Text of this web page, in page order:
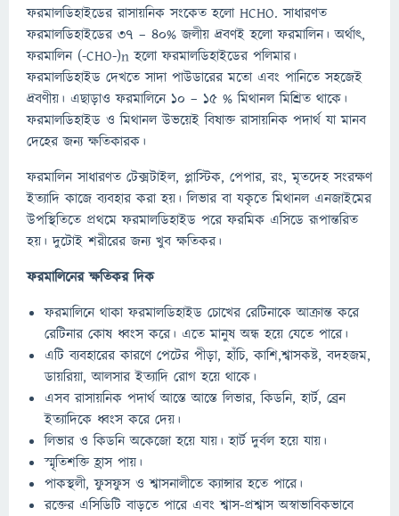
ফরমালডিহাইডের রাসায়নিক সংকেত হলো HCHO. সাধারণত
ফরমালডিহাইডের ৩৭ – ৪০% জলীয় দ্রবণই হলো ফরমালিন। অর্থাৎ,
ফরমালিন (-CHO-)n হলো ফরমালডিহাইডের পলিমার।
ফরমালডিহাইড দেখতে সাদা পাউডারের মতো এবং পানিতে সহজেই
দ্রবণীয়। এছাড়াও ফরমালিনে ১০ – ১৫ % মিথানল মিশ্রিত থাকে।
ফরমালডিহাইড ও মিথানল উভয়েই বিষাক্ত রাসায়নিক পদার্থ যা মানব
দেহের জন্য ক্ষতিকারক।
ফরমালিন সাধারণত টেক্সটাইল, প্লাস্টিক, পেপার, রং, মৃতদেহ সংরক্ষণ
ইত্যাদি কাজে ব্যবহার করা হয়। লিভার বা যকৃতে মিথানল এনজাইমের
উপস্থিতিতে প্রথমে ফরমালডিহাইড পরে ফরমিক এসিডে রূপান্তরিত
হয়। দুটোই শরীরের জন্য খুব ক্ষতিকর।
ফরমালিনের ক্ষতিকর দিক
ফরমালিনে থাকা ফরমালডিহাইড চোখের রেটিনাকে আক্রান্ত করে
রেটিনার কোষ ধ্বংস করে। এতে মানুষ অন্ধ হয়ে যেতে পারে।
এটি ব্যবহারের কারণে পেটের পীড়া, হাঁচি, কাশি,শ্বাসকষ্ট, বদহজম,
ডায়রিয়া, আলসার ইত্যাদি রোগ হয়ে থাকে।
এসব রাসায়নিক পদার্থ আস্তে আস্তে লিভার, কিডনি, হার্ট, ব্রেন
ইত্যাদিকে ধ্বংস করে দেয়।
লিভার ও কিডনি অকেজো হয়ে যায়। হার্ট দুর্বল হয়ে যায়।
স্মৃতিশক্তি হ্রাস পায়।
পাকস্থলী, ফুসফুস ও শ্বাসনালীতে ক্যান্সার হতে পারে।
রক্তের এসিডিটি বাড়তে পারে এবং শ্বাস-প্রশ্বাস অস্বাভাবিকভাবে